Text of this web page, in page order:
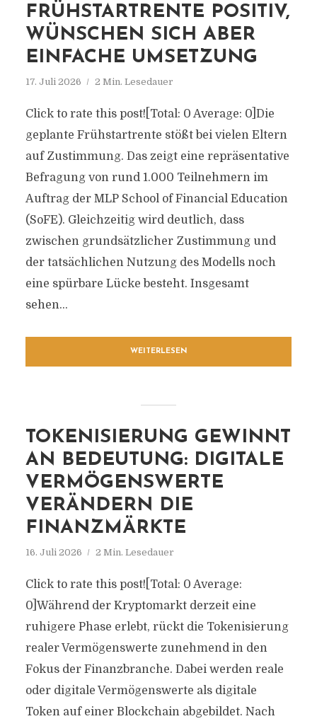
FRÜHSTARTRENTE POSITIV,
WÜNSCHEN SICH ABER
EINFACHE UMSETZUNG
17. Juli 2026 2 Min. Lesedauer
Click to rate this post![Total: 0 Average: 0]Die
geplante Frühstartrente stößt bei vielen Eltern
auf Zustimmung. Das zeigt eine repräsentative
Befragung von rund 1.000 Teilnehmern im
Auftrag der MLP School of Financial Education
(SoFE). Gleichzeitig wird deutlich, dass
zwischen grundsätzlicher Zustimmung und
der tatsächlichen Nutzung des Modells noch
eine spürbare Lücke besteht. Insgesamt
sehen...
WEITERLESEN
TOKENISIERUNG GEWINNT
AN BEDEUTUNG: DIGITALE
VERMÖGENSWERTE
VERÄNDERN DIE
FINANZMÄRKTE
16. Juli 2026 2 Min. Lesedauer
Click to rate this post![Total: 0 Average:
0]Während der Kryptomarkt derzeit eine
ruhigere Phase erlebt, rückt die Tokenisierung
realer Vermögenswerte zunehmend in den
Fokus der Finanzbranche. Dabei werden reale
oder digitale Vermögenswerte als digitale
Token auf einer Blockchain abgebildet. Nach